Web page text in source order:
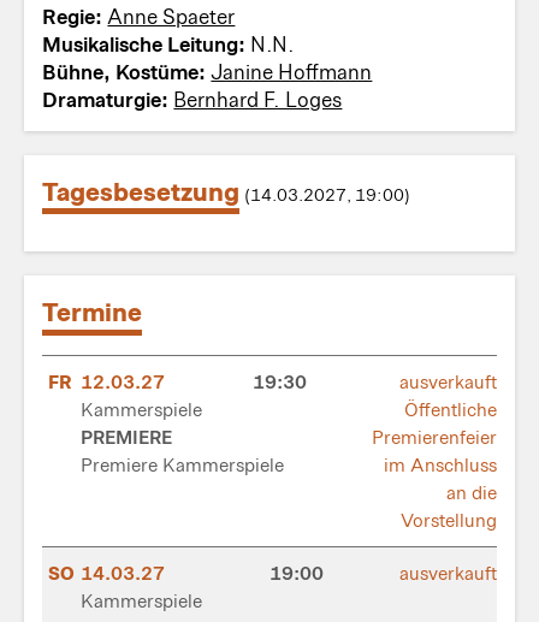
Regie:Anne Spaeter
Musikalische Leitung: N.N.
Bühne, Kostüme:Janine Hoffmann
Dramaturgie: Bernhard F. Loges
Tagesbesetzung (14.03.2027, 19:00)
Termine
FR 12.03.27
19:30
Kammerspiele
PREMIERE
Premiere Kammerspiele
ausverkauft
Öffentliche
Premierenfeier
im Anschluss
an die
Vorstellung
SO 14.03.27
19:00
Kammerspiele
ausverkauft